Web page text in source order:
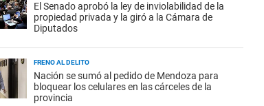
El Senado aprobó la ley de inviolabilidad de la
propiedad privada y la giró a la Cámara de
Diputados
FRENO AL DELITO
Nación se sumó al pedido de Mendoza para
bloquear los celulares en las cárceles de la
provincia